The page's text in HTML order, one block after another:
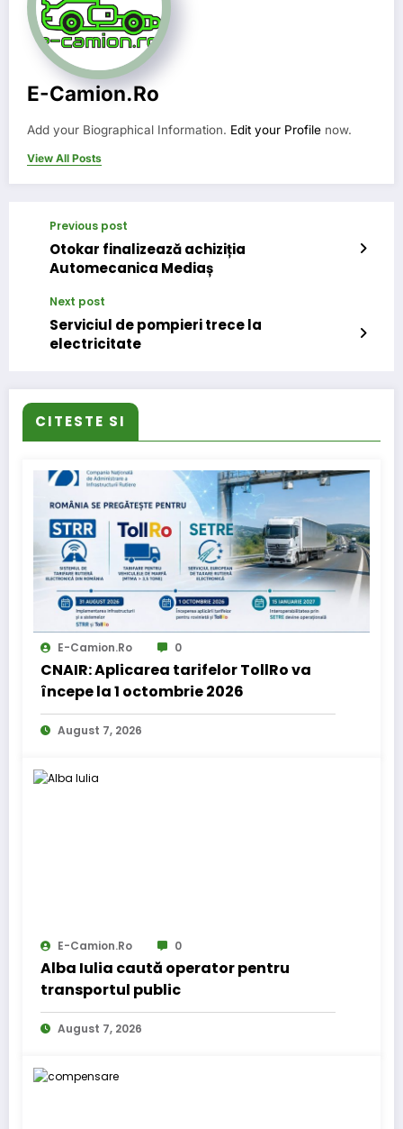
E-Camion.ro
Add your Biographical Information. Edit your Profile now.
View All Posts
Previous post
Otokar finalizează achiziția
Automecanica Mediaș
Next post
Serviciul de pompieri trece la
electricitate
CITESTE SI
E-Camion.ro 0
CNAIR: Aplicarea tarifelor TollRo va
începe la 1 octombrie 2026
August 7, 2026
E-Camion.ro 0
Alba Iulia caută operator pentru
transportul public
August 7, 2026